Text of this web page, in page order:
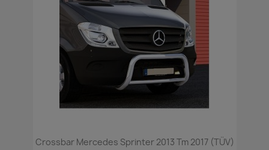
Crossbar Mercedes Sprinter 2013 Tm 2017 (TÜV)